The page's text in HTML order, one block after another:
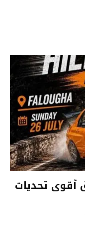
أقوى تحديات